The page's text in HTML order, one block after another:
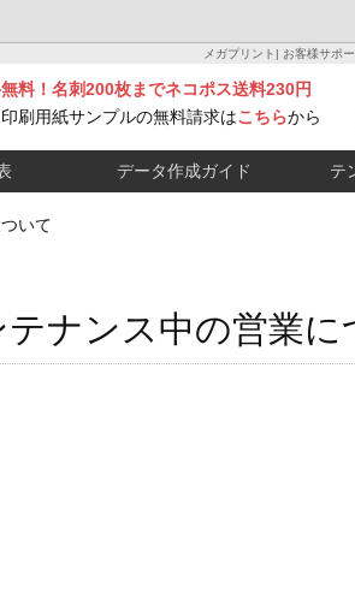
メガプリント| お客様サポ
料！名刺200枚までネコポス送料230円
刷用紙サンプルの無料請求はこちらから
データ作成ガイド テ
いて
テナンス中の営業に